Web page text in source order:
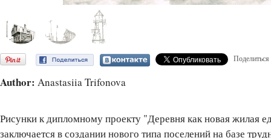
Поделиться
Author: Anastasiia Trifonova
Рисунки к дипломному проекту "Деревня как новая жилая
заключается в создании нового типа поселений на базе